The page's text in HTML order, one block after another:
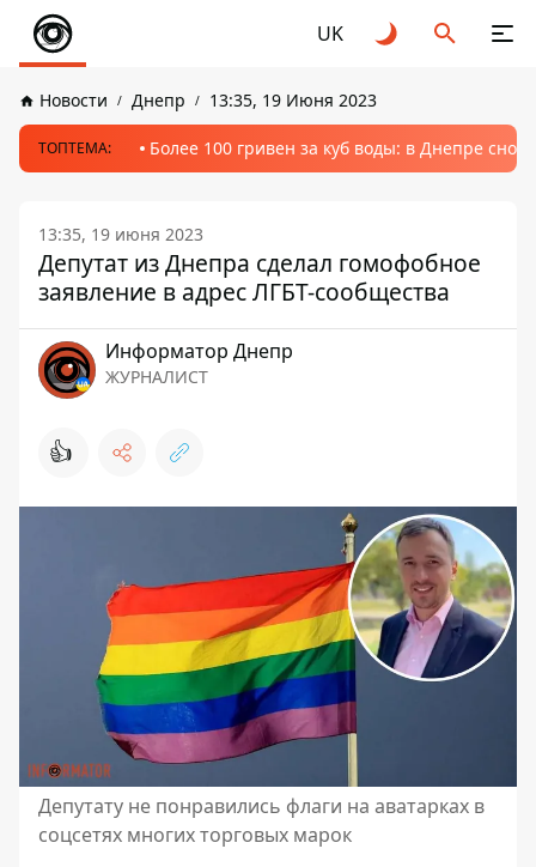
UK
Новости Днепр 13:35, 19 Июня 2023
ТОПТЕМА: Более 100 гривен за куб воды: в Днепре
13:35, 19 июня 2023
Депутат из Днепра сделал гомофобное
заявление в адрес ЛГБТ-сообщества
Информатор Днепр
ЖУРНАЛИСТ
👍
Депутату не понравились флаги на аватарках в
соцсетях многих торговых марок